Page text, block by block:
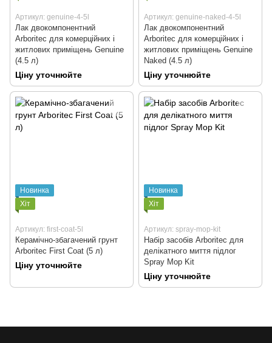
Артикул: genuine-4-5l
Лак двокомпонентний
Arboritec для комерційних і
житлових приміщень Genuine
(4.5 л)
Ціну уточнюйте
Артикул: genuine-naked-4-5l
Лак двокомпонентний
Arboritec для комерційних і
житлових приміщень Genuine
Naked (4.5 л)
Ціну уточнюйте
Новинка
Хіт
Артикул: first-coat-5l
Керамічно-збагачений грунт
Arboritec First Coat (5 л)
Ціну уточнюйте
Новинка
Хіт
Артикул: spray-mop-kit
Набір засобів Arboritec для
делікатного миття підлог
Spray Mop Kit
Ціну уточнюйте